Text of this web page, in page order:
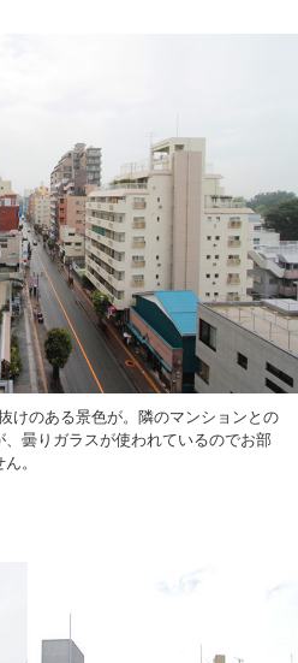
けのある景色が。隣のマンションとの
曇りガラスが使われているのでお部
。